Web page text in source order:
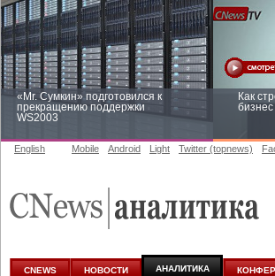
«Mr. Сумкин» подготовился к
прекращению поддержки
WS2003
Как
аналитике
English Mobile Android Light Twitter (topnews)
CNEWS НОВОСТИ АНАЛИТИКА